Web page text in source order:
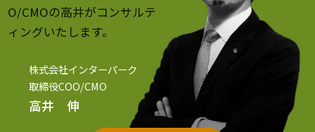
O/CMOの高井がコンサルテ
ィングいたします。
株式会社インターパーク
取締役COO/CMO
高井 伸